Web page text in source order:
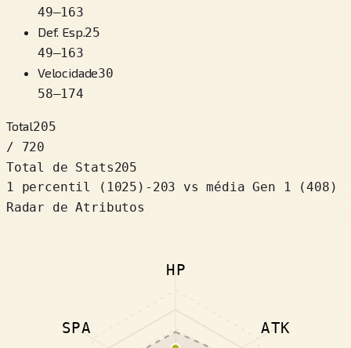
49–163
Def. Esp.25
49–163
Velocidade30
58–174
Total205
/ 720
Total de Stats205
1 percentil
( 1025 ) -203
vs média Gen 1 (408)
Radar de Atributos
HP
ATK
SPA